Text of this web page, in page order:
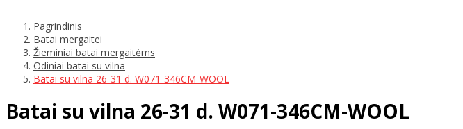
Pagrindinis
Batai mergaitei
Žieminiai batai mergaitėms
Odiniai batai su vilna
Batai su vilna 26-31 d. W071-346CM-WOOL
Batai su vilna 26-31 d. W071-346CM-WOOL